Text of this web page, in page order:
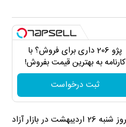
پژو 206 داری برای فروش؟ با
کارنامه به بهترین قیمت بفروش!
ثبت درخواست
قیمت سورن پلاس دوگانه‌سوز امروز شنبه 26 اردیبهشت در بازار آزاد